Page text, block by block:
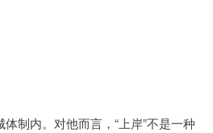
制内。对他而言，“上岸”不是一种